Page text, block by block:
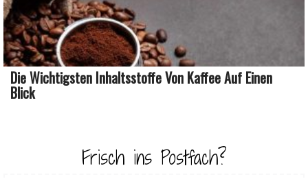
Die Wichtigsten Inhaltsstoffe Von Kaffee Auf Einen
Blick
Frisch ins Postfach?